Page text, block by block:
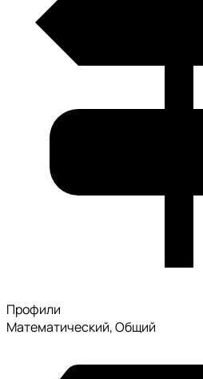
Профили
Математический, Общий